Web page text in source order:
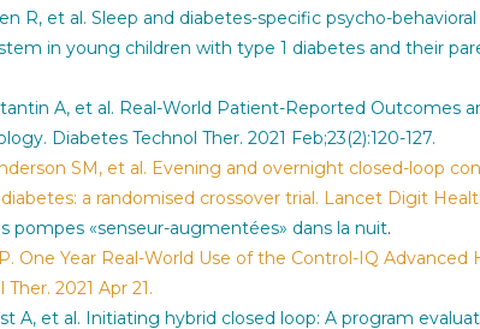
R, et al. Sleep and diabetes-specific psycho-
in young children with type 1 diabetes and their
A, et al. Real-World Patient-Reported Outcomes
Diabetes Technol Ther. 2021 Feb;23(2):120-127.
SM, et al. Evening and overnight closed-loop
a randomised crossover trial. Lancet Digit
pompes «senseur-augmentées» dans la nuit.
One Year Real-World Use of the Control-IQ Advanced
2021 Apr 21.
A, et al. Initiating hybrid closed loop: A program